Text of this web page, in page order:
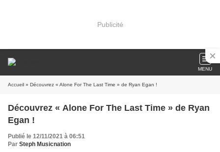
Publicité
MENU
Accueil » Découvrez « Alone For The Last Time » de Ryan Egan !
Découvrez « Alone For The Last Time » de Ryan
Egan !
Publié le 12/11/2021 à 06:51
Par Steph Musicnation